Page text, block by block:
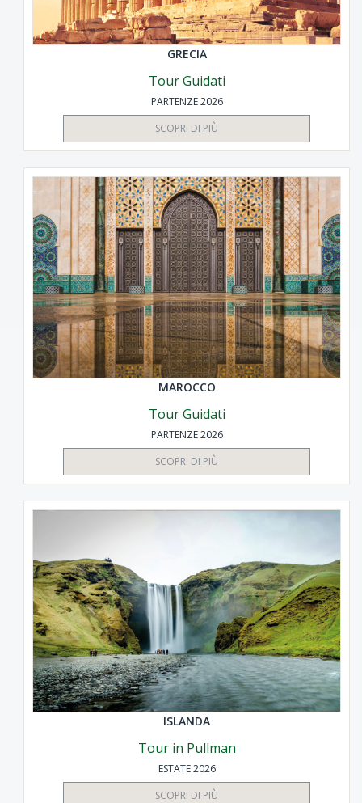
GRECIA
Tour Guidati
PARTENZE 2026
SCOPRI DI PIÙ
MAROCCO
Tour Guidati
PARTENZE 2026
SCOPRI DI PIÙ
ISLANDA
Tour in Pullman
ESTATE 2026
SCOPRI DI PIÙ